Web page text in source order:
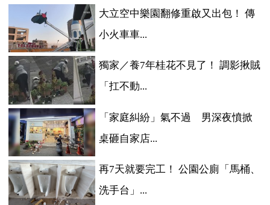
大立空中樂園翻修重啟又出包！ 傳
小火車車...
獨家／養7年桂花不見了！ 調影揪賊
「扛不動...
「家庭糾紛」氣不過 男深夜憤掀
桌砸自家店...
再7天就要完工！ 公園公廁「馬桶、
洗手台」...